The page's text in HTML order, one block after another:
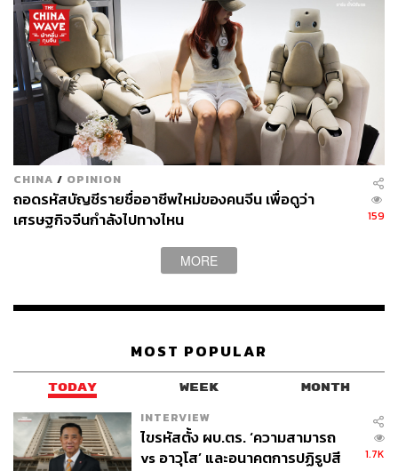
TAGS: การลงทุน Opinion ตลาดหุ้นสหรัฐฯ
S&P 500
บริษัทหลักทรัพย์บัวหลวง จำกัด (มหาชน)
ตลาดหลักทรัพย์ต่างประเทศ
หลักทรัพย์ต่างประเทศ
ABOUT THE AUTHOR
บริษัทหลักทรัพย์ บัวหลวง จำกัด (มหาชน)
CHINA / OPINION
ถอดรหัสบัญชีรายชื่ออาชีพใหม่ของคนจีน เพื่อดูว่า
เศรษฐกิจจีนกำลังไปทางไหน
159
MORE
MOST POPULAR
TODAY WEEK MONTH
INTERVIEW
ไขรหัสตั้ง ผบ.ตร. ‘ความสามารถ
vs อาวุโส’ และอนาคตการปฏิรูปสี
1.7K